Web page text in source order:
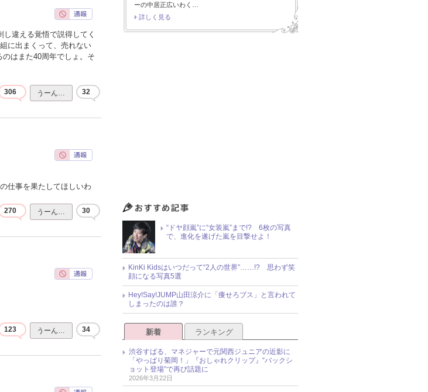
違える覚悟で説得してく
に出まくって、売れない
はまた40周年でしょ。そ
306 うーん… 32
仕事を果たしてほしいわ
270 うーん… 30
123 うーん… 34
ーの中居正広いわく…
詳しく見る
“ドヤ顔嵐”に“女装嵐”まで!? 6枚の写真
で、進化を遂げた嵐を目撃せよ！
KinKi Kidsはいつだって“2人の世界”……!? 思わず笑
顔になる写真5選
Hey!Say!JUMP山田涼介に「痩せろブス」と言われて
しまったのは誰？
新着 ランキング
渋谷すばる、マネジャーで元関西ジュニアの近影に
「やっぱり菊岡！」『おしゃれクリップ』“バックシ
ョット登場”で再び話題に
2026年3月22日